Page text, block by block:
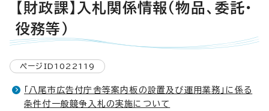
【財政課】入札関係情報（物品、委託・
役務等）
ページID1022119
「八尾市広告付庁舎等案内板の設置及び運用業務」に係る
条件付一般競争入札の実施について